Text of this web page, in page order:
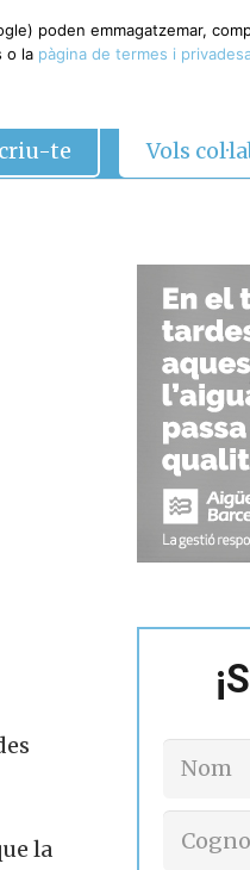
te Vols
la
poden emmagatzemar,
o la pàgina de termes i